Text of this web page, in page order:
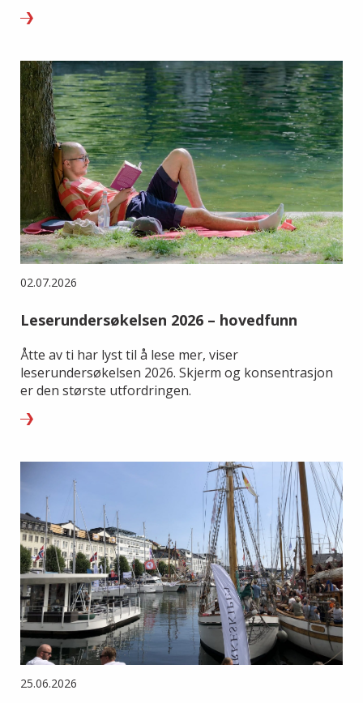
02.07.2026
Leserundersøkelsen 2026 – hovedfunn
Åtte av ti har lyst til å lese mer, viser
leserundersøkelsen 2026. Skjerm og konsentrasjon
er den største utfordringen.
25.06.2026